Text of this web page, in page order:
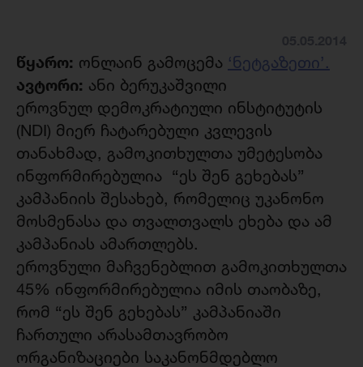
წყარო: ონლაინ გამოცემა ‘ნეტგაზეთი’.
ავტორი: ანი ბერუკაშვილი
ეროვნულ დემოკრატიული ინსტიტუტის
(NDI) მიერ ჩატარებული კვლევის
თანახმად, გამოკითხულთა უმეტესობა
ინფორმირებულია “ეს შენ გეხებას”
კამპანიის შესახებ, რომელიც უკანონო
მოსმენასა და თვალთვალს ეხება და ამ
კამპანიას ამართლებს.
ეროვნული მაჩვენებლით გამოკითხულთა
45% ინფორმირებულია იმის თაობაზე,
რომ “ეს შენ გეხებას” კამპანიაში
ჩართული არასამთავრობო
ორგანიზაციები საკანონმდებლო